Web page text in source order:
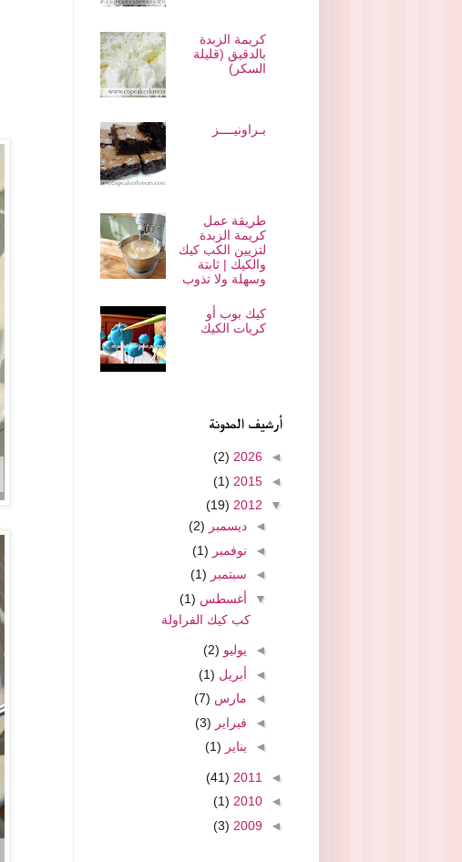
كريمة الزبدة
بالدقيق (قليلة
السكر)
بـراونيــــز
طريقة عمل
كريمة الزبدة
لتزيين الكب كيك
والكيك | ثابتة
وسهلة ولا تذوب
كيك بوب أو
كريات الكيك
أرشيف المدونة
◄
2026
(2)
◄
2015
(1)
▼
2012
(19)
◄ديسمبر (2)
◄ نوفمبر (1)
◄ سبتمبر (1)
▼ أغسطس (1)
كب كيك الفراولة
◄ يوليو (2)
◄ أبريل (1)
◄ مارس (7)
◄ فبراير (3)
◄ يناير (1)
◄
2011
(41)
◄
2010
(1)
◄
2009
(3)